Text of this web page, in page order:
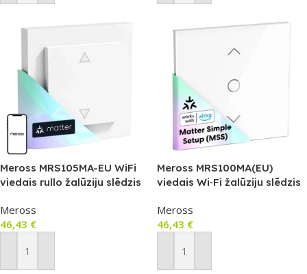
Meross MRS105MA-EU WiFi
viedais rullo žalūziju slēdzis
Meross
46,43 €
Pievienot Grozam
Meross MRS100MA(EU)
viedais Wi‑Fi žalūziju slēdzis
Meross
46,43 €
Pievienot Grozam